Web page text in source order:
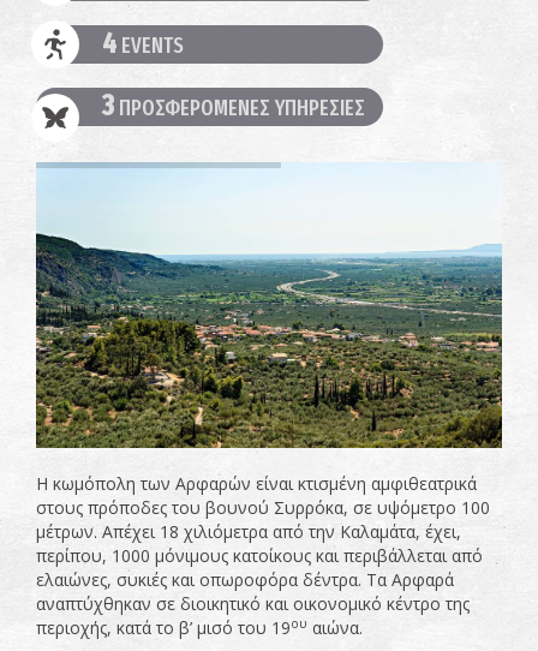
4 EVENTS
3 ΠΡΟΣΦΕΡΟΜΕΝΕΣ ΥΠΗΡΕΣΙΕΣ
Η κωμόπολη των Αρφαρών είναι κτισμένη αμφιθεατρικά
στους πρόποδες του βουνού Συρρόκα, σε υψόμετρο 100
μέτρων. Απέχει 18 χιλιόμετρα από την Καλαμάτα, έχει,
περίπου, 1000 μόνιμους κατοίκους και περιβάλλεται από
ελαιώνες, συκιές και οπωροφόρα δέντρα. Τα Αρφαρά
αναπτύχθηκαν σε διοικητικό και οικονομικό κέντρο της
περιοχής, κατά το β’ μισό του 19ου αιώνα.